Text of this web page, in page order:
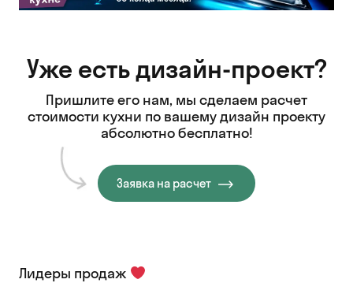
Уже есть дизайн-проект?
Пришлите его нам, мы сделаем расчет
стоимости кухни по вашему дизайн проекту
абсолютно бесплатно!
Заявка на расчет
Лидеры продаж